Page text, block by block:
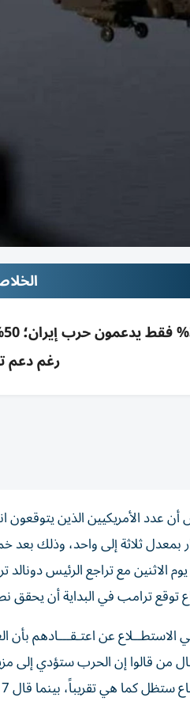
رغم دعم
عدد الأمريكيين الذين
ثلاثة إلى واحد، وذلك بعد
الاثنين مع تراجع الرئيس
توقع ترامب في البداية أن يحقق
في الاستطــلاع عن